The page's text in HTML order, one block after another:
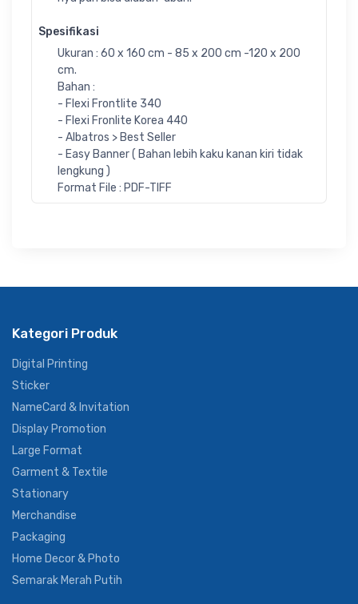
Spesifikasi
Ukuran : 60 x 160 cm - 85 x 200 cm -120 x 200
cm.
Bahan :
- Flexi Frontlite 340
- Flexi Fronlite Korea 440
- Albatros > Best Seller
- Easy Banner ( Bahan lebih kaku kanan kiri tidak
lengkung )
Format File : PDF-TIFF
Kategori Produk
Digital Printing
Sticker
NameCard & Invitation
Display Promotion
Large Format
Garment & Textile
Stationary
Merchandise
Packaging
Home Decor & Photo
Semarak Merah Putih